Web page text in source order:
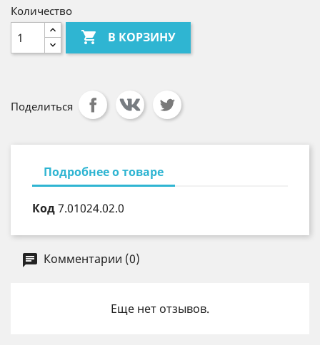
Количество
 В КОРЗИНУ
Поделиться
Подробнее о товаре
Код7.01024.02.0
Комментарии (0)
Еще нет отзывов.